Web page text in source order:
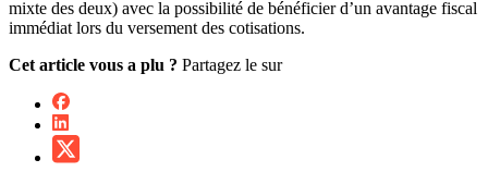
mixte des deux) avec la possibilité de bénéficier d’un avantage fiscal
immédiat lors du versement des cotisations.
Cet article vous a plu ? Partagez le sur